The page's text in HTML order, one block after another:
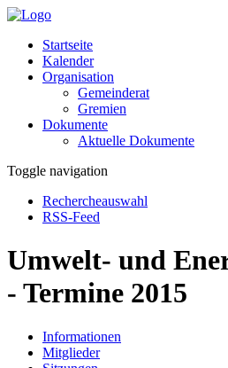
Startseite
Kalender
Organisation
Gemeinderat
Gremien
Dokumente
Aktuelle Dokumente
Toggle navigation
Rechercheauswahl
RSS-Feed
Umwelt- und
- Termine 2015
Informationen
Mitglieder